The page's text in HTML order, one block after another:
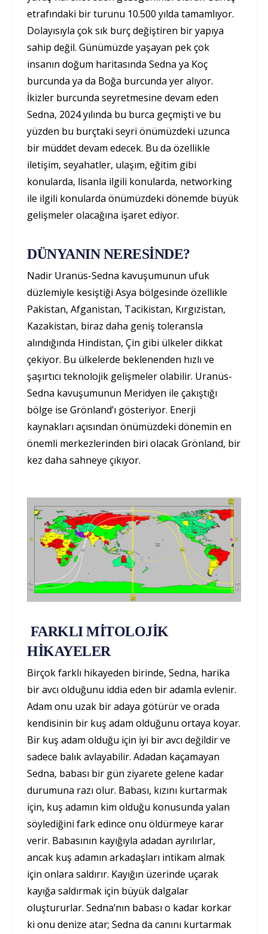
etrafındaki bir turunu 10.500 yılda tamamlıyor.
Dolayısıyla çok sık burç değiştiren bir yapıya
sahip değil. Günümüzde yaşayan pek çok
insanın doğum haritasında Sedna ya Koç
burcunda ya da Boğa burcunda yer alıyor.
İkizler burcunda seyretmesine devam eden
Sedna, 2024 yılında bu burca geçmişti ve bu
yüzden bu burçtaki seyri önümüzdeki uzunca
bir müddet devam edecek. Bu da özellikle
iletişim, seyahatler, ulaşım, eğitim gibi
konularda, lisanla ilgili konularda, networking
ile ilgili konularda önümüzdeki dönemde büyük
gelişmeler olacağına işaret ediyor.
DÜNYANIN NERESİNDE?
Nadir Uranüs-Sedna kavuşumunun ufuk
düzlemiyle kesiştiği Asya bölgesinde özellikle
Pakistan, Afganistan, Tacikistan, Kırgızistan,
Kazakistan, biraz daha geniş toleransla
alındığında Hindistan, Çin gibi ülkeler dikkat
çekiyor. Bu ülkelerde beklenenden hızlı ve
şaşırtıcı teknolojik gelişmeler olabilir. Uranüs-
Sedna kavuşumunun Meridyen ile çakıştığı
bölge ise Grönland’ı gösteriyor. Enerji
kaynakları açısından önümüzdeki dönemin en
önemli merkezlerinden biri olacak Grönland, bir
kez daha sahneye çıkıyor.
FARKLI MİTOLOJİK
HİKAYELER
Birçok farklı hikayeden birinde, Sedna, harika
bir avcı olduğunu iddia eden bir adamla evlenir.
Adam onu uzak bir adaya götürür ve orada
kendisinin bir kuş adam olduğunu ortaya koyar.
Bir kuş adam olduğu için iyi bir avcı değildir ve
sadece balık avlayabilir. Adadan kaçamayan
Sedna, babası bir gün ziyarete gelene kadar
durumuna razı olur. Babası, kızını kurtarmak
için, kuş adamın kim olduğu konusunda yalan
söylediğini fark edince onu öldürmeye karar
verir. Babasının kayığıyla adadan ayrılırlar,
ancak kuş adamın arkadaşları intikam almak
için onlara saldırır. Kayığın üzerinde uçarak
kayığa saldırmak için büyük dalgalar
oluştururlar. Sedna’nın babası o kadar korkar
ki onu denize atar; Sedna da canını kurtarmak